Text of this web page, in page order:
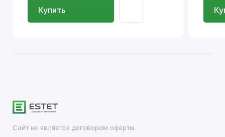
Купить
Сайт не является договором оферты.